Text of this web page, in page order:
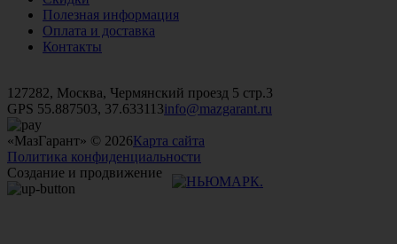
Полезная информация
Оплата и доставка
Контакты
127282, Москва, Чермянский проезд 5 стр.3
GPS 55.887503, 37.633113info@mazgarant.ru
«МазГарант» © 2026Карта сайта
Политика конфиденциальности
Создание и продвижение